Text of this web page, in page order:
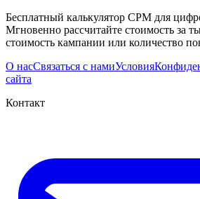
Бесплатный калькулятор CPM для
Мгновенно рассчитайте стоимость за
стоимость кампании или количество
О насСвязаться с намиУсловия
сайта
Контакт